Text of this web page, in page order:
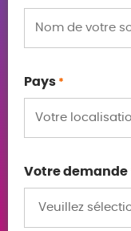
Pays *
Votre demande